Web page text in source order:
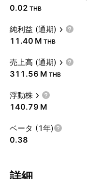
0.02 THB
純利益 (通期)
‪11.40 M‬ THB
売上高 (通期)
‪311.56 M‬ THB
浮動株
‪140.79 M‬
ベータ (1年)
0.38